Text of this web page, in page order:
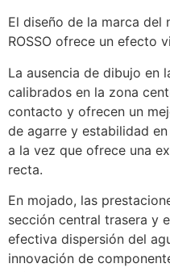
El diseño de la marca del
ROSSO ofrece un efecto
La ausencia de dibujo en
calibrados en la zona
contacto y ofrecen un
de agarre y estabilidad
a la vez que ofrece una
recta.
En mojado, las
sección central trasera y
efectiva dispersión del
innovación de